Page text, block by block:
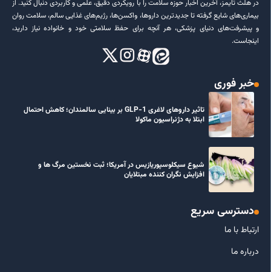
در هلث تایمز، آخرین اخبار حوزه سلامت را با رویکردی دقیق، علمی و کاربردی دنبال کنید. از
بیماری‌های شایع گرفته تا جدیدترین داروها، واکسن‌ها، رژیم‌های غذایی سالم، سلامت روان
و پیشرفت‌های دنیای پزشکی، هر آنچه برای حفظ سلامتی خود و خانواده نیاز دارید،
اینجاست.
خبر فوری
تاثیر داروهای لاغری GLP-1 بر بینایی سالمندان؛ کاهش احتمال
ابتلا به دژنراسیون ماکولا
شیوع سیکلوسپوریازیس در آمریکا؛ ثبت نخستین مرگ ها و
افزایش نگران کننده مبتلایان
دسترسی سریع
ارتباط با ما
درباره ما